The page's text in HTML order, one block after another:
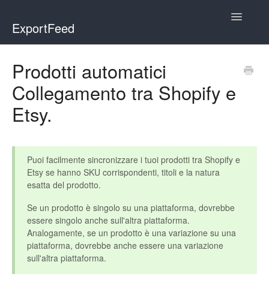
ExportFeed
Toggle
Wix - Square
Faire Integration
Wix-Faire
Affiliate Marketplace
Etsy Integration
Etsy Integration - Italian
Prodotti automatici
Collegamento tra Shopify e
Etsy.
Puoi facilmente sincronizzare i tuoi prodotti tra Shopify e
Etsy se hanno SKU corrispondenti, titoli e la natura
esatta del prodotto.
Se un prodotto è singolo su una piattaforma, dovrebbe
essere singolo anche sull'altra piattaforma.
Analogamente, se un prodotto è una variazione su una
piattaforma, dovrebbe anche essere una variazione
sull'altra piattaforma.